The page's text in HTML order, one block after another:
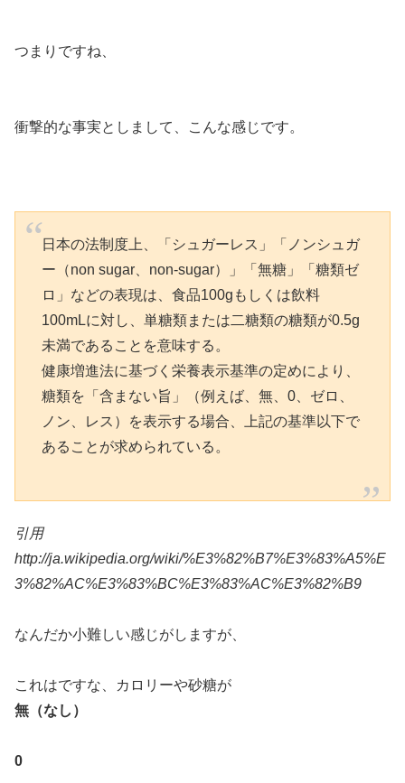
つまりですね、
衝撃的な事実としまして、こんな感じです。
日本の法制度上、「シュガーレス」「ノンシュガ
ー（non sugar、non-sugar）」「無糖」「糖類ゼ
ロ」などの表現は、食品100gもしくは飲料
100mLに対し、単糖類または二糖類の糖類が0.5g
未満であることを意味する。
健康増進法に基づく栄養表示基準の定めにより、
糖類を「含まない旨」（例えば、無、0、ゼロ、
ノン、レス）を表示する場合、上記の基準以下で
あることが求められている。
引用
http://ja.wikipedia.org/wiki/%E3%82%B7%E3%83%A5%E
3%82%AC%E3%83%BC%E3%83%AC%E3%82%B9
なんだか小難しい感じがしますが、
これはですな、カロリーや砂糖が
無（なし）
0